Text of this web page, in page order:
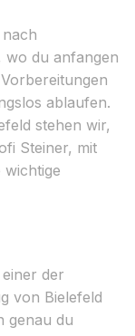
wo du anfangen
ablaufen.
stehen wir,
Steiner, mit
wichtige
der
von Bielefeld
genau du